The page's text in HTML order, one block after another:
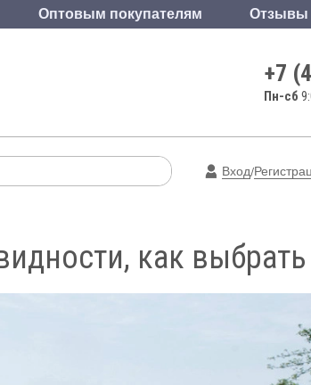
Оптовым покупателям Отзывы
+7
Пн-сб
Вход/
как выбрать